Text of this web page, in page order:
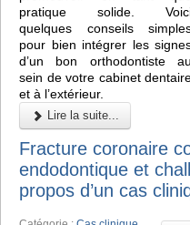
pratique solide.
quelques conseils
pour bien intégrer les
d’un bon orthodontiste au
sein de votre cabinet
et à l’extérieur.
Lire la suite...
Fracture coronaire
endodontique et
propos d’un cas